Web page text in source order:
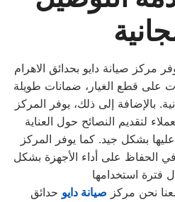
مركز صيانة دايو بحدائق الاهرام
على قطع الغيار، ضمانات طويلة
بالإضافة إلى ذلك، يوفر المركز
لتقديم النصائح حول العناية
عليها بشكل جيد. كما يوفر المركز
الحفاظ على أداء الأجهزة بشكل
نحن مركز صيانة دايو حدائق